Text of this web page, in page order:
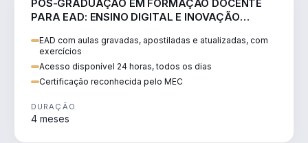
PÓS-GRADUAÇÃO EM FORMAÇÃO DOCENTE
PARA EAD: ENSINO DIGITAL E INOVAÇÃO
EAD com aulas gravadas, apostiladas e atualizadas, com
exercícios
Acesso disponível 24 horas, todos os dias
Certificação reconhecida pelo MEC
DURAÇÃO
4 meses